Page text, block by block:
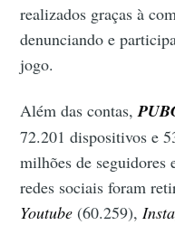
realizados graças à
denunciando e
jogo.
Além das contas,
72.201 dispositivos e
milhões de seguidores
redes sociais foram
Youtube (60.259),